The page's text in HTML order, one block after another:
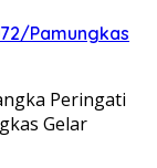
Pamungkas
Peringati
Gelar